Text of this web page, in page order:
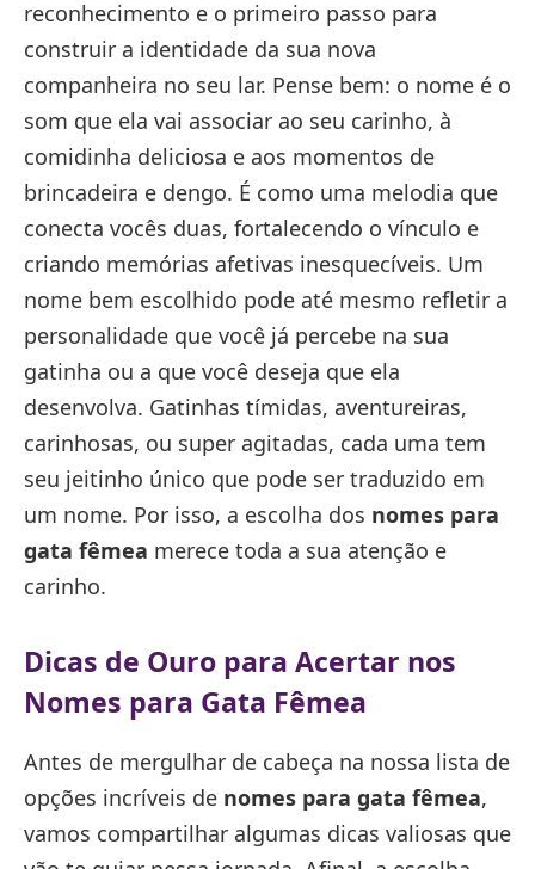
reconhecimento e o primeiro passo para
construir a identidade da sua nova
companheira no seu lar. Pense bem: o nome é o
som que ela vai associar ao seu carinho, à
comidinha deliciosa e aos momentos de
brincadeira e dengo. É como uma melodia que
conecta vocês duas, fortalecendo o vínculo e
criando memórias afetivas inesquecíveis. Um
nome bem escolhido pode até mesmo refletir a
personalidade que você já percebe na sua
gatinha ou a que você deseja que ela
desenvolva. Gatinhas tímidas, aventureiras,
carinhosas, ou super agitadas, cada uma tem
seu jeitinho único que pode ser traduzido em
um nome. Por isso, a escolha dos nomes para
gata fêmea merece toda a sua atenção e
carinho.
Dicas de Ouro para Acertar nos
Nomes para Gata Fêmea
Antes de mergulhar de cabeça na nossa lista de
opções incríveis de nomes para gata fêmea,
vamos compartilhar algumas dicas valiosas que